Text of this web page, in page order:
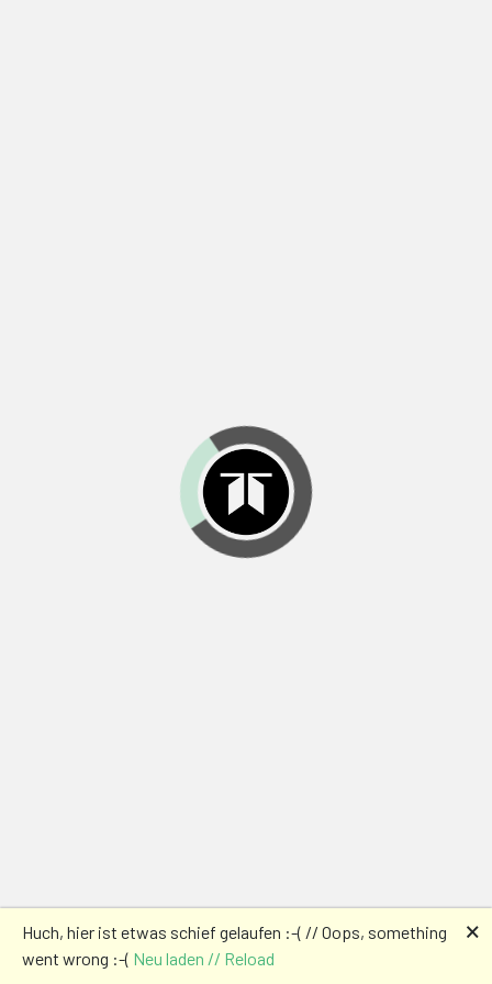
Huch, hier ist etwas schief gelaufen :-( // Oops, something
went wrong :-( Neu laden // Reload
🗙